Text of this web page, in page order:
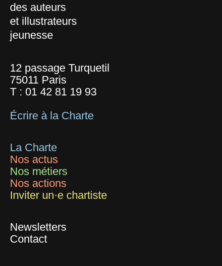
des auteurs
et illustrateurs
jeunesse
12 passage Turquetil
75011 Paris
T : 01 42 81 19 93
Écrire à la Charte
La Charte
Nos actus
Nos métiers
Nos actions
Inviter un·e chartiste
Newsletters
Contact